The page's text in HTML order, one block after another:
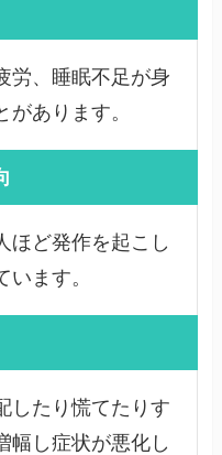
労、睡眠不足が身
あります。
ほど発作を起こし
ます。
したり慌てたりす
幅し症状が悪化し